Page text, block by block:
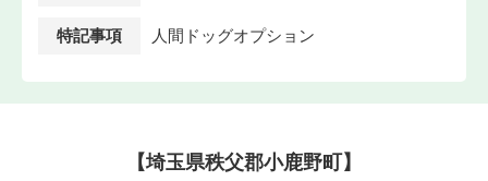
特記事項 人間ドッグオプション
【埼玉県秩父郡小鹿野町】